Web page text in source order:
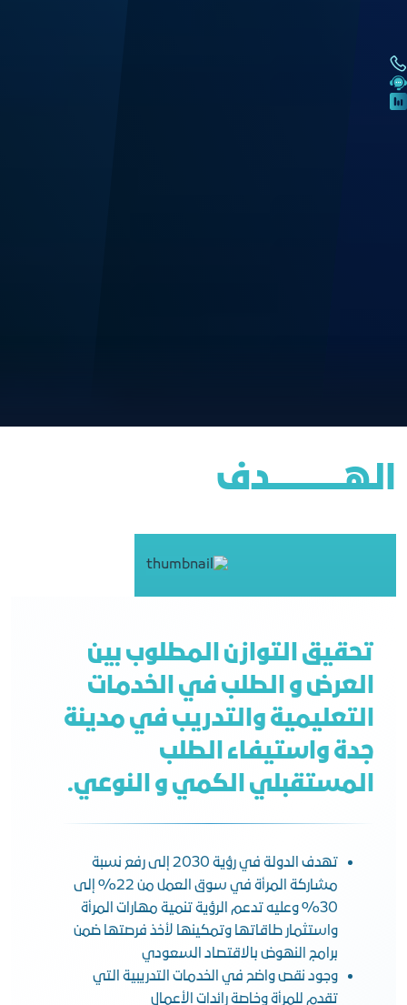
الهــــــــــــــــدف
تحقيق التوازن المطلوب بين
العرض و الطلب في الخدمات
التعليمية والتدريب في مدينة
جدة واستيفاء الطلب
المستقبلي الكمي و النوعي.
تهدف الدولة في رؤية 2030 إلى رفع نسبة
مشاركة المرأة في سوق العمل من 22% إلى
30% وعليه تدعم الرؤية تنمية مهارات المرأة
واستثمار طاقاتها وتمكينها لأخذ فرصتها ضمن
برامج النهوض بالاقتصاد السعودي
وجود نقص واضح في الخدمات التدريبية التي
تقدم للمرأة وخاصة رائدات الأعمال